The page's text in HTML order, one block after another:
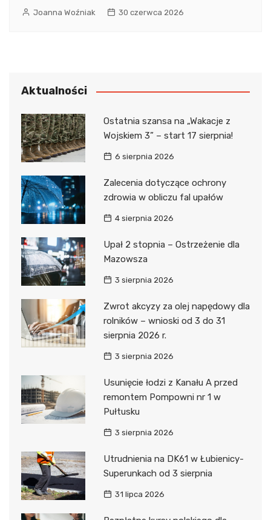
Joanna Woźniak 30 czerwca 2026
Aktualności
Ostatnia szansa na „Wakacje z
Wojskiem 3” – start 17 sierpnia!
6 sierpnia 2026
Zalecenia dotyczące ochrony
zdrowia w obliczu fal upałów
4 sierpnia 2026
Upał 2 stopnia – Ostrzeżenie dla
Mazowsza
3 sierpnia 2026
Zwrot akcyzy za olej napędowy dla
rolników – wnioski od 3 do 31
sierpnia 2026 r.
3 sierpnia 2026
Usunięcie łodzi z Kanału A przed
remontem Pompowni nr 1 w
Pułtusku
3 sierpnia 2026
Utrudnienia na DK61 w Łubienicy-
Superunkach od 3 sierpnia
31 lipca 2026